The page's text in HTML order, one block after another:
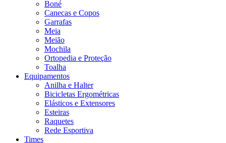
Boné
Canecas e Copos
Garrafas
Meia
Meião
Mochila
Ortopedia e Proteção
Toalha
Equipamentos
Anilha e Halter
Bicicletas Ergométricas
Elásticos e Extensores
Esteiras
Raquetes
Rede Esportiva
Times